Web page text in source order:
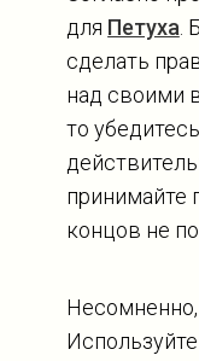
для Петуха
сделать
над своими
то
принимайте
концов не